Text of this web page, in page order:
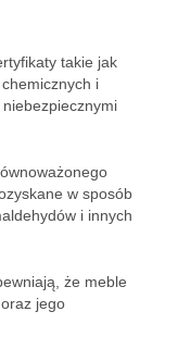
takie jak
i
w sposób
i innych
że meble
jego